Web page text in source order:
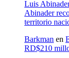
Luis
Abinader
territorio
Barkman en
RD$210